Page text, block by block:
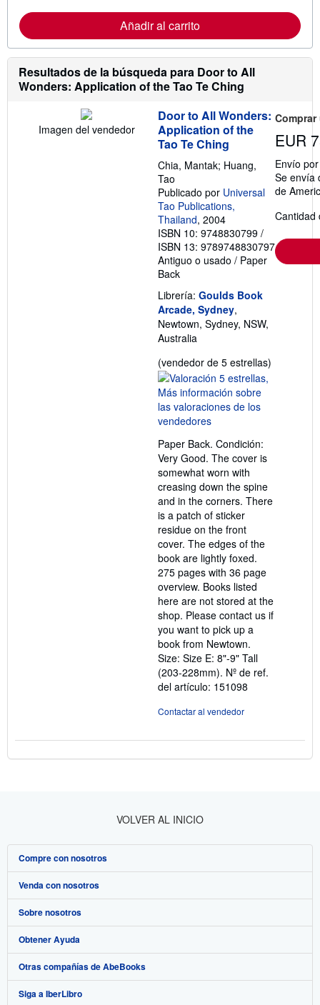
i
o
r
m
a
c
ó
n
s
o
r
a
s
t
a
r
i
f
d
e
n
o
Añadir al carrito
Resultados de la búsqueda para Door to All
Wonders: Application of the Tao Te Ching
Imagen del vendedor
Door to All Wonders:
Application of the
Tao Te Ching
Chia, Mantak; Huang,
Tao
Publicado por Universal
Tao Publications,
Thailand, 2004
ISBN 10: 9748830799 /
ISBN 13: 9789748830797
Antiguo o usado / Paper
Back
Librería: Goulds Book
Arcade, Sydney,
Newtown, Sydney, NSW,
Australia
(vendedor de 5 estrellas)
Paper Back. Condición:
Very Good. The cover is
somewhat worn with
creasing down the spine
and in the corners. There
is a patch of sticker
residue on the front
cover. The edges of the
book are lightly foxed.
275 pages with 36 page
overview. Books listed
here are not stored at the
shop. Please contact us if
you want to pick up a
book from Newtown.
Size: Size E: 8"-9" Tall
(203-228mm). Nº de ref.
del artículo: 151098
Contactar al vendedor
EUR
Envío
Se envía
de
Cantidad
VOLVER AL INICIO
Compre con nosotros
Búsqueda avanzada
Colecciones
Mi cuenta
Mis pedidos
Ver carrito
Venda con nosotros
Comenzar a vender
Únase a nuestro programa de afiliados
Recomiende un vendedor
Sobre nosotros
Sobre IberLibro
Medios
Empleo
Obtener Ayuda
Preguntas frecuentes y guías
Atención al Cliente
Otras compañías de AbeBooks
AbeBooks.com
Siga a IberLibro